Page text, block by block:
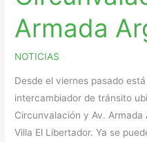
Armada
NOTICIAS
Desde el viernes pasado
intercambiador de tránsito
Circunvalación y Av.
Villa El Libertador. Ya se